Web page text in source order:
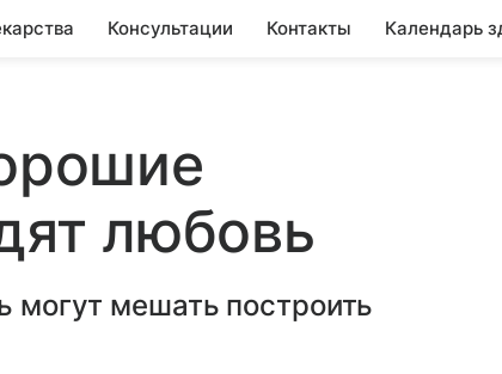
Консультации Контакты Календарь
любовь
могут мешать построить